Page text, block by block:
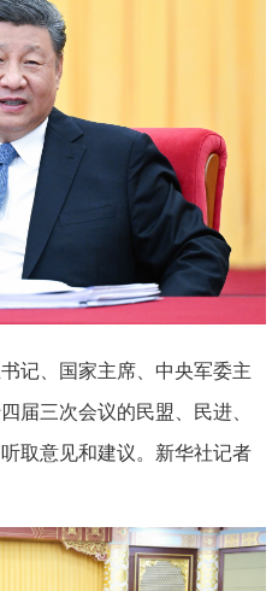
记、国家主席、中央军委主
届三次会议的民盟、民进、
取意见和建议。新华社记者